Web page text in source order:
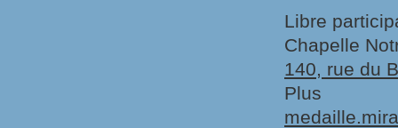
Libre
Chapelle
140, rue du
Plus